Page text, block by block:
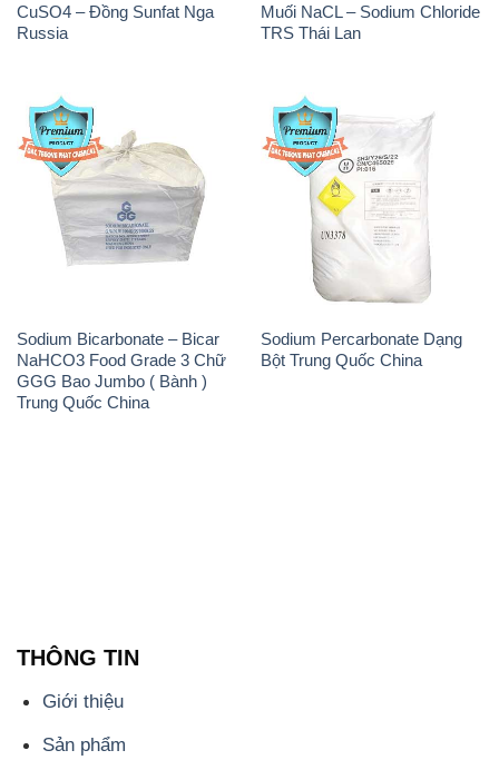
CuSO4 – Đồng Sunfat Nga
Russia
Muối NaCL – Sodium Chloride
TRS Thái Lan
Sodium Bicarbonate – Bicar
NaHCO3 Food Grade 3 Chữ
GGG Bao Jumbo ( Bành )
Trung Quốc China
Sodium Percarbonate Dạng
Bột Trung Quốc China
THÔNG TIN
Giới thiệu
Sản phẩm